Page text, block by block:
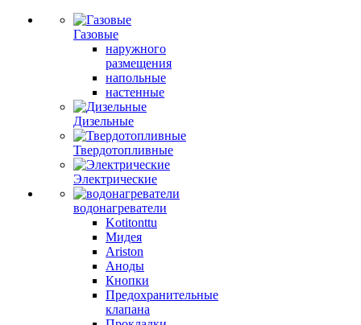
Газовые
наружного
размещения
напольные
настенные
Дизельные
Твердотопливные
Электрические
водонагреватели
Kotitonttu
Мидея
Ariston
Аноды
Кнопки
Предохранительные
клапана